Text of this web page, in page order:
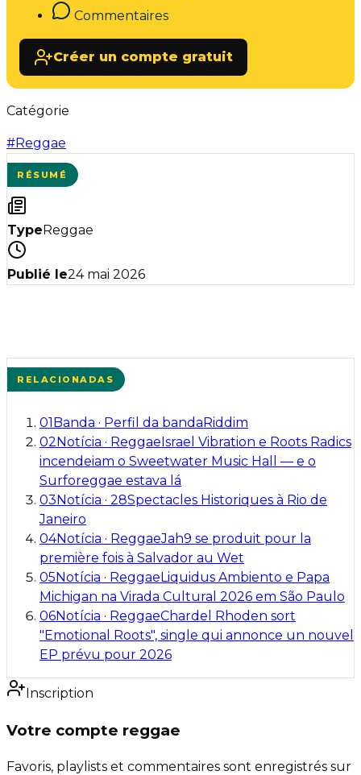
Commentaires
Créer un compte gratuit
Catégorie
#Reggae
RÉSUMÉ
Type Reggae
Publié le24 mai 2026
RELACIONADAS
01 Banda · Perfil da banda Riddim
02 Notícia · Reggae Israel Vibration e Roots Radics
incendeiam o Sweetwater Music Hall — e o
Surforeggae estava lá
03 Notícia · 28Spectacles Historiques à Rio de
Janeiro
04Notícia · ReggaeJah9 se produit pour la
première fois à Salvador au Wet
05 Notícia · Reggae Liquidus Ambiento e Papa
Michigan na Virada Cultural 2026 em São Paulo
06Notícia · ReggaeChardel Rhoden sort
"Emotional Roots", single qui annonce un nouvel
EP prévu pour 2026
Inscription
Votre compte reggae
Favoris, playlists et commentaires sont enregistrés sur